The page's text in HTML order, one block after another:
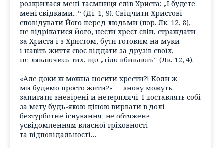
розкрилася мені таємниця слів Христа: „І будете
мені свідками…“ (Ді. 1, 9). Свідчити Христові —
сповідувати Його перед людьми (пор. Лк. 12, 8),
не відрікатися Його, нести хрест свій, страждати
за Христа і з Христом, бути готовим на муки
і навіть життя своє віддати за друзів своїх,
не лякаючись тих, що „тіло вбивають“ (Лк. 12, 4).
«Але доки ж можна носити хрести?! Коли ж
ми будемо просто жити?» — знову можуть
запитати зневірені й нетерплячі. І поставлять собі
за мету будь-якою ціною вирвати в долі
безтурботне існування, не обтяжене
усвідомленням власної гріховності
та відповідальності…